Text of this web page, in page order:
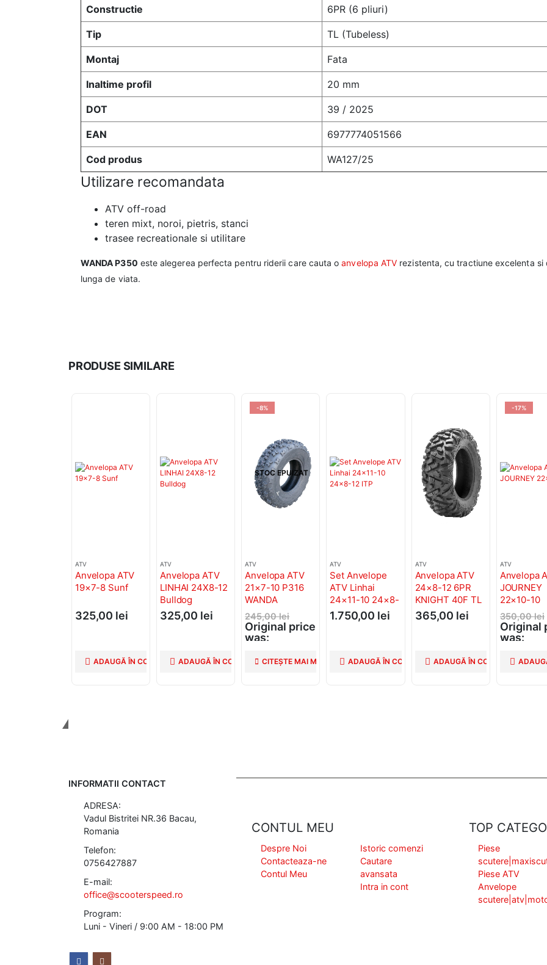
Constructie 6PR (6 pliuri)
Tip TL (Tubeless)
Montaj Fata
Inaltime profil 20 mm
DOT 39 / 2025
EAN 6977774051566
Cod produs WA127/25
Utilizare recomandata
ATV off-road
teren mixt, noroi, pietris, stanci
trasee recreationale si utilitare
WANDA P350 este alegerea perfecta pentru riderii care cauta oanvelopa ATV rezistenta, cu tractiune excelenta si
lunga de viata.
PRODUSE SIMILARE
ATV
Anvelopa ATV
19×7-8 Sunf
325,00 lei
ADAUGĂ ÎN COȘ
ATV
Anvelopa ATV
LINHAI 24X8-12
Bulldog
325,00 lei
ADAUGĂ ÎN COȘ
-8%
STOC EPUIZAT
ATV
Anvelopa ATV
21×7-10 P316
WANDA
245,00lei
Original price
was:
225,00lei
CITEȘTE MAI MULT
ATV
Set Anvelope
ATV Linhai
24×11-10 24×8-
12 ITP
1.750,00 lei
ADAUGĂ ÎN COȘ
ATV
Anvelopa ATV
24×8-12 6PR
KNIGHT 40F TL
365,00 lei
ADAUGĂ ÎN COȘ
-17%
ATV
Anvelopa
JOURNEY
22×10-10
350,00lei
Original
was:
290,00
INFORMATII CONTACT
ADRESA:
Vadul Bistritei NR.36 Bacau,
Romania
Telefon:
0756427887
E-mail:
office@scooterspeed.ro
Program:
Luni - Vineri / 9:00 AM - 18:00 PM
CONTUL MEU
Despre Noi
Contacteaza-ne
Contul Meu
Istoric comenzi
Cautare
avansata
Intra in cont
TOP
Piese
Piese ATV
Anvelope